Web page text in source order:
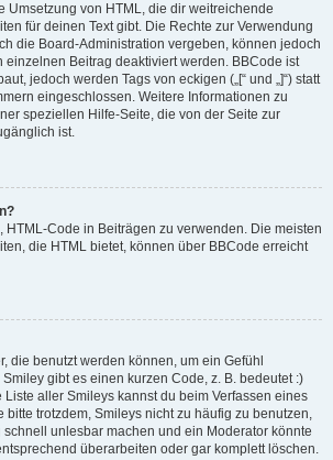
Umsetzung von HTML, die dir weitreichende
für deinen Text gibt. Die Rechte zur Verwendung
die Board-Administration vergeben, können jedoch
einzelnen Beitrag deaktiviert werden. BBCode ist
jedoch werden Tags von eckigen („[“ und „]“) statt
eingeschlossen. Weitere Informationen zu
speziellen Hilfe-Seite, die von der Seite zur
ist.
HTML-Code in Beiträgen zu verwenden. Die meisten
die HTML bietet, können über BBCode erreicht
die benutzt werden können, um ein Gefühl
gibt es einen kurzen Code, z. B. bedeutet :)
aller Smileys kannst du beim Verfassen eines
bitte trotzdem, Smileys nicht zu häufig zu benutzen,
unlesbar machen und ein Moderator könnte
überarbeiten oder gar komplett löschen.